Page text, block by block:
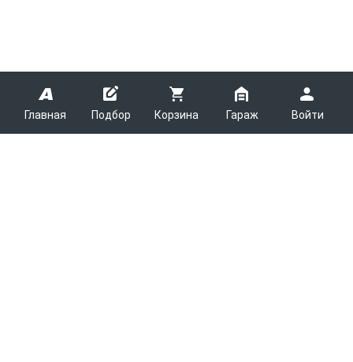
Главная Подбор Корзина Гараж Войти